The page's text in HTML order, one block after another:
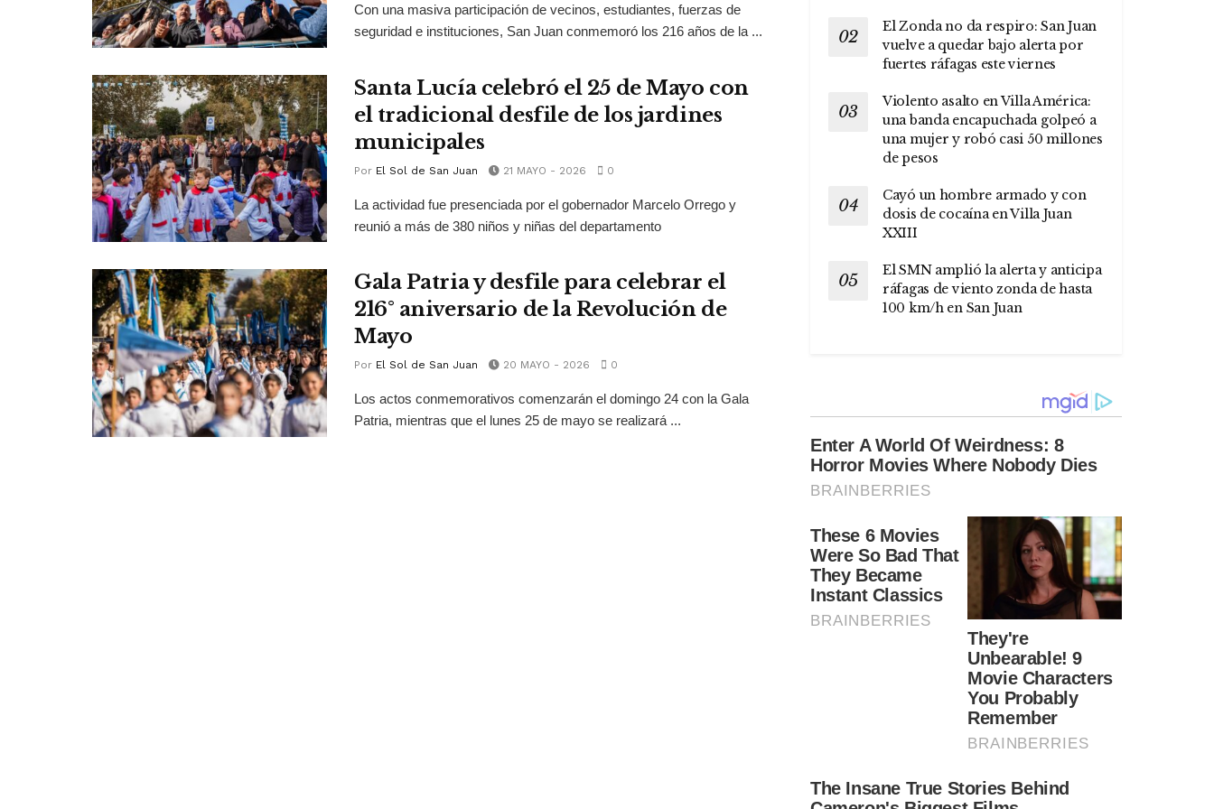
Con una masiva participación de vecinos, estudiantes, fuerzas de
seguridad e instituciones, San Juan conmemoró los 216 años de la ...
Santa Lucía celebró el 25 de Mayo con
el tradicional desfile de los jardines
municipales
Por El Sol de San Juan 21 MAYO - 2026 0
La actividad fue presenciada por el gobernador Marcelo Orrego y
reunió a más de 380 niños y niñas del departamento
Gala Patria y desfile para celebrar el
216° aniversario de la Revolución de
Mayo
Por El Sol de San Juan 20 MAYO - 2026 0
Los actos conmemorativos comenzarán el domingo 24 con la Gala
Patria, mientras que el lunes 25 de mayo se realizará ...
El Zonda no da respiro: San Juan
vuelve a quedar bajo alerta por
fuertes ráfagas este viernes
Violento asalto en Villa América:
una banda encapuchada golpeó a
una mujer y robó casi 50 millones
de pesos
Cayó un hombre armado y con
dosis de cocaína en Villa Juan
XXIII
El SMN amplió la alerta y anticipa
ráfagas de viento zonda de hasta
100 km/h en San Juan